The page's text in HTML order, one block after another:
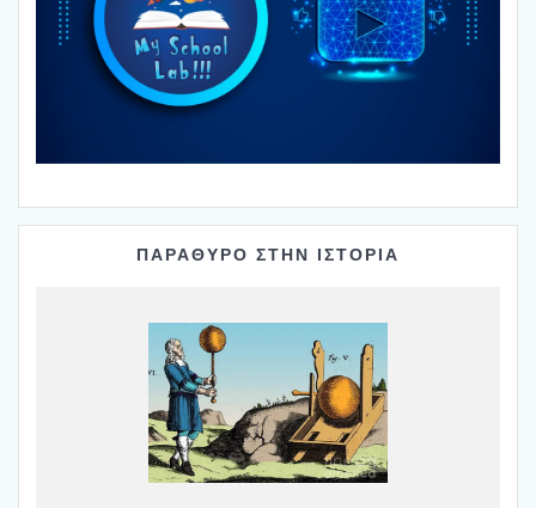
ΠΑΡΑΘΥΡΟ ΣΤΗΝ ΙΣΤΟΡΙΑ